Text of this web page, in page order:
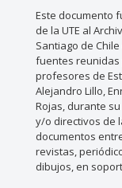
Este documento
de la UTE al
Santiago de
fuentes reunidas
profesores de
Alejandro Lillo,
Rojas, durante
y/o directivos de
documentos
revistas,
dibujos, en